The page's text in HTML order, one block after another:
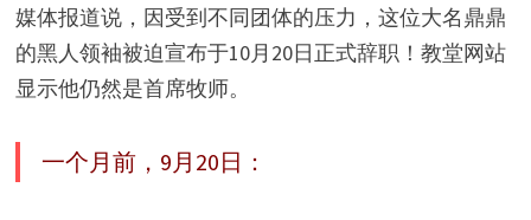
媒体报道说，因受到不同团体的压力，这位大名鼎鼎
的黑人领袖被迫宣布于10月20日正式辞职！教堂网站
显示他仍然是首席牧师。
一个月前，9月20日：